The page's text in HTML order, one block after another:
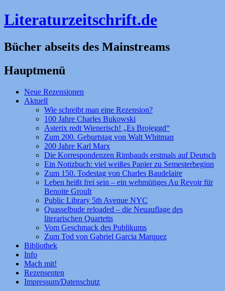
Literaturzeitschrift.de
Bücher abseits des Mainstreams
Hauptmenü
Zum
Inhalt
Neue Rezensionen
Aktuell
Wie schreibt man eine Rezension?
100 Jahre Charles Bukowski
Asterix redt Wienerisch! „Es Brojeggd“
Zum 200. Geburtstag von Walt Whitman
200 Jahre Karl Marx
Die Korrespondenzen Rimbauds erstmals auf Deutsch
Ein Notizbuch: viel weißes Papier zu Semesterbeginn
Zum 150. Todestag von Charles Baudelaire
Leben heißt frei sein – ein wehmütiges Au Revoir für
Benoite Groult
Public Library 5th Avenue NYC
Quasselbude reloaded – die Neuauflage des
literarischen Quartetts
Vom Geschmack des Publikums
Zum Tod von Gabriel Garcia Marquez
Bibliothek
Info
Mach mit!
Rezensenten
Impressum/Datenschutz